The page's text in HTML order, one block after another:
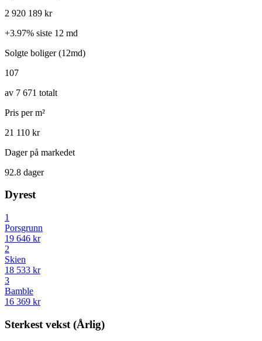
2 920 189 kr
+3.97% siste 12 md
Solgte boliger (12md)
107
av 7 671 totalt
Pris per m²
21 110 kr
Dager på markedet
92.8 dager
Dyrest
1
Porsgrunn
19 646 kr
2
Skien
18 533 kr
3
Bamble
16 369 kr
Sterkest vekst (Årlig)